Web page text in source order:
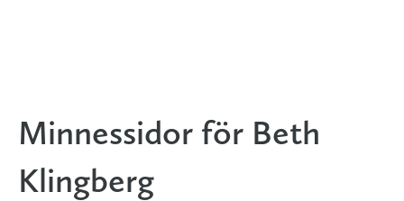
Minnessidor för Beth
Klingberg